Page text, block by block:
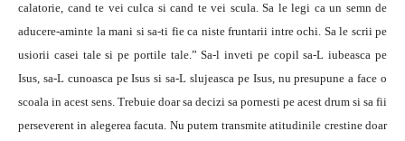
calatorie, cand te vei culca si cand te vei scula. Sa le legi ca un semn de
aducere-aminte la mani si sa-ti fie ca niste fruntarii intre ochi. Sa le scrii pe
usiorii casei tale si pe portile tale.” Sa-l inveti pe copil sa-L iubeasca pe
Isus, sa-L cunoasca pe Isus si sa-L slujeasca pe Isus, nu presupune a face o
scoala in acest sens. Trebuie doar sa decizi sa pornesti pe acest drum si sa fii
perseverent in alegerea facuta. Nu putem transmite atitudinile crestine doar